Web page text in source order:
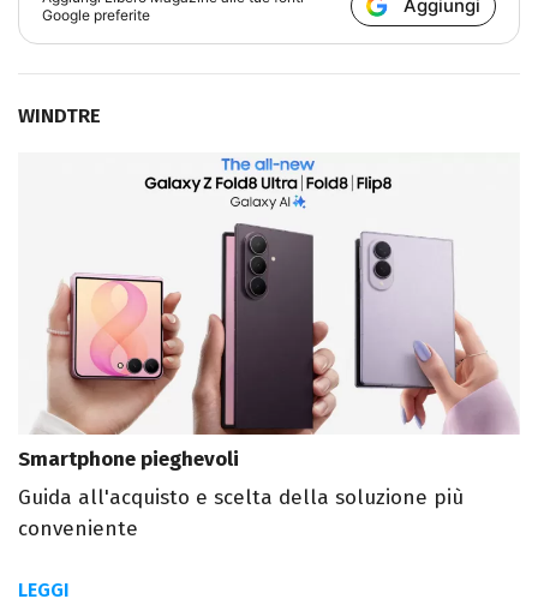
Google preferite
Aggiungi
WINDTRE
Smartphone pieghevoli
Guida all'acquisto e scelta della soluzione più
conveniente
LEGGI